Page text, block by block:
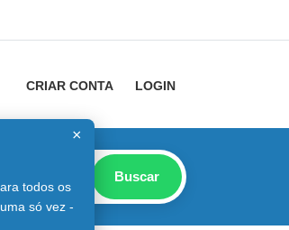
CRIAR CONTA LOGIN
Buscar
×
todos os
só vez -